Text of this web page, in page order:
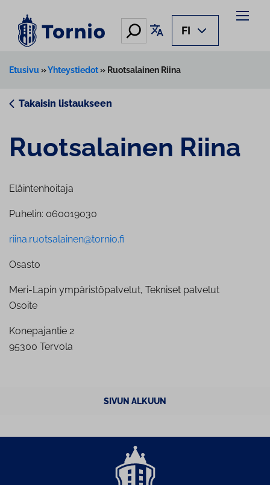
sisältöön
Hae Käännä sivu
FI
Etusivu »Yhteystiedot» Ruotsalainen Riina
Takaisin listaukseen
Ruot­sa­lai­nen Riina
Eläintenhoitaja
Puhelin: 060019030
riina.ruotsalainen@tornio.fi
Osasto
Meri-Lapin ympäristöpalvelut, Tekniset palvelut
Osoite
Konepajantie 2
95300 Tervola
SIVUN ALKUUN